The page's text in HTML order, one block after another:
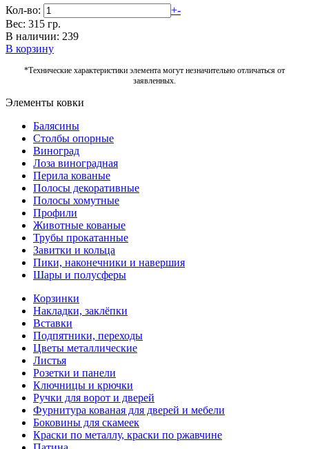
Кол-во: +-
Вес: 315 гр.
В наличии: 239
В корзину
*Технические характеристики элемента могут незначительно отличаться от
заявленных.
Элементы ковки
Балясины
Столбы опорные
Виноград
Лоза виноградная
Перила кованые
Полосы декоративные
Полосы хомутные
Профили
Животные кованые
Трубы прокатанные
Завитки и кольца
Пики, наконечники и навершия
Шары и полусферы
Корзинки
Накладки, заклёпки
Вставки
Подпятники, переходы
Цветы металлические
Листья
Розетки и панели
Ключницы и крючки
Ручки для ворот и дверей
Фурнитура кованая для дверей и мебели
Боковины для скамеек
Краски по металлу, краски по ржавчине